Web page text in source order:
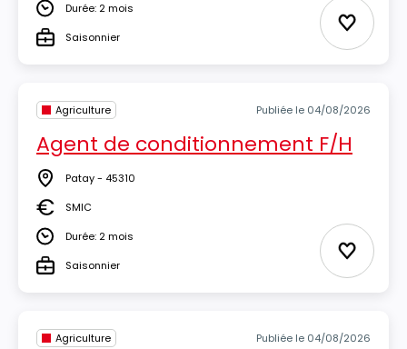
DuréeDurée: 2 mois
TypeSaisonnier Ajouter
Agriculture Publiée le 04/08/2026
Agent de conditionnement F/H
Lieu Patay - 45310
Salaire
SMIC
DuréeDurée: 2 mois
TypeSaisonnier Ajouter
Agriculture Publiée le 04/08/2026